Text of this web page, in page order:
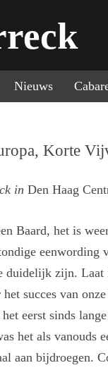
Nieuws
Korte
in Den Haag
Baard, het is
duidelijk zijn.
succes van
eerst sinds
het als
aan bijdroegen.